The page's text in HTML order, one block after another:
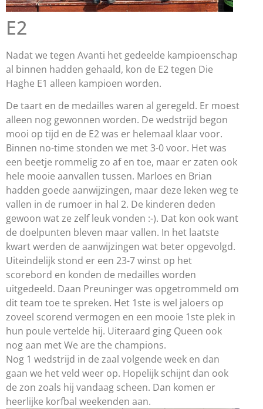
E2
Nadat we tegen Avanti het gedeelde kampioenschap
al binnen hadden gehaald, kon de E2 tegen Die
Haghe E1 alleen kampioen worden.
De taart en de medailles waren al geregeld. Er moest
alleen nog gewonnen worden. De wedstrijd begon
mooi op tijd en de E2 was er helemaal klaar voor.
Binnen no-time stonden we met 3-0 voor. Het was
een beetje rommelig zo af en toe, maar er zaten ook
hele mooie aanvallen tussen. Marloes en Brian
hadden goede aanwijzingen, maar deze leken weg te
vallen in de rumoer in hal 2. De kinderen deden
gewoon wat ze zelf leuk vonden :-). Dat kon ook want
de doelpunten bleven maar vallen. In het laatste
kwart werden de aanwijzingen wat beter opgevolgd.
Uiteindelijk stond er een 23-7 winst op het
scorebord en konden de medailles worden
uitgedeeld. Daan Preuninger was opgetrommeld om
dit team toe te spreken. Het 1ste is wel jaloers op
zoveel scorend vermogen en een mooie 1ste plek in
hun poule vertelde hij. Uiteraard ging Queen ook
nog aan met We are the champions.
Nog 1 wedstrijd in de zaal volgende week en dan
gaan we het veld weer op. Hopelijk schijnt dan ook
de zon zoals hij vandaag scheen. Dan komen er
heerlijke korfbal weekenden aan.